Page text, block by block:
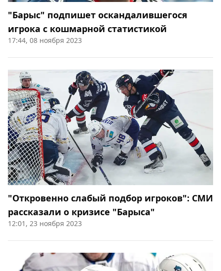
"Барыс" подпишет оскандалившегося
игрока с кошмарной статистикой
17:44, 08 ноября 2023
"Откровенно слабый подбор игроков": СМИ
рассказали о кризисе "Барыса"
12:01, 23 ноября 2023